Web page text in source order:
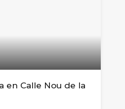
en Calle Nou de la